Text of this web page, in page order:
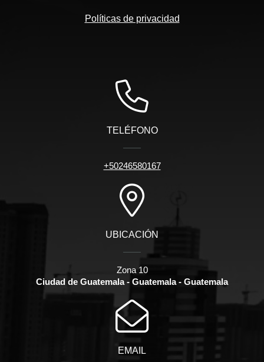
Políticas de privacidad
TELÉFONO
+50246580167
UBICACIÓN
Zona 10
Ciudad de Guatemala - Guatemala - Guatemala
EMAIL